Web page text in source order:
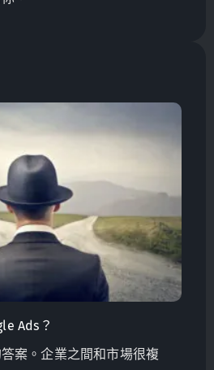
Ads？
案。企業之間和市場很複